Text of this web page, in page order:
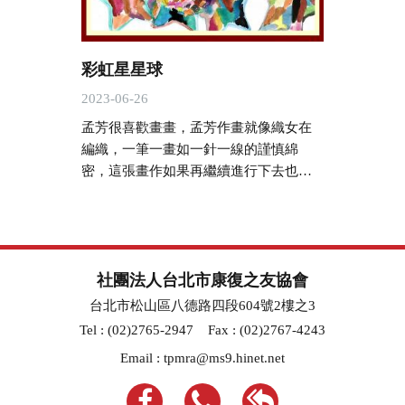
彩虹星星球
2023-06-26
孟芳很喜歡畫畫，孟芳作畫就像織女在
編織，一筆一畫如一針一線的謹慎綿
密，這張畫作如果再繼續進行下去也是
社團法人台北市康復之友協會
台北市松山區八德路四段604號2樓之3
Tel : (02)2765-2947
Fax : (02)2767-4243
Email : tpmra@ms9.hinet.net